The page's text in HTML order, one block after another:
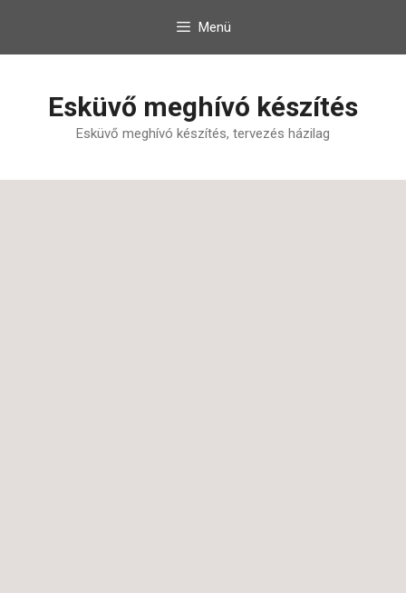
Menü
Esküvő meghívó készítés
Esküvő meghívó készítés, tervezés házilag